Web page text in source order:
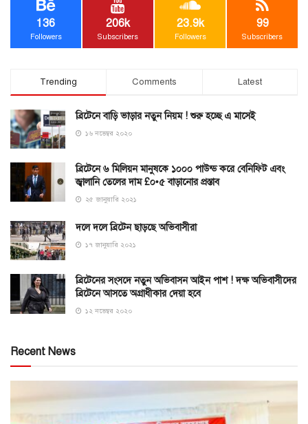
136
Followers
206k
Subscribers
23.9k
Followers
99
Subscribers
Trending Comments Latest
ব্রিটেনে বাড়ি ভাড়ার নতুন নিয়ম ! শুরু হচ্ছে এ মাসেই
১৬ নভেম্বর ২০২০
ব্রিটেনে ৬ মিলিয়ন মানুষকে ১০০০ পাউন্ড করে বেনিফিট এবং
জ্বালানি তেলের দাম £০•৫ বাড়ানোর প্রস্তাব
২৫ জানুয়ারি ২০২১
দলে দলে ব্রিটেন ছাড়ছে অভিবাসীরা
১৭ জানুয়ারি ২০২১
ব্রিটেনের সংসদে নতুন অভিবাসন আইন পাশ ! দক্ষ অভিবাসীদের
ব্রিটেনে আসতে অগ্রাধীকার দেয়া হবে
১২ নভেম্বর ২০২০
Recent News